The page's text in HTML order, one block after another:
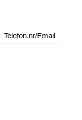
Telefon.nr/Email